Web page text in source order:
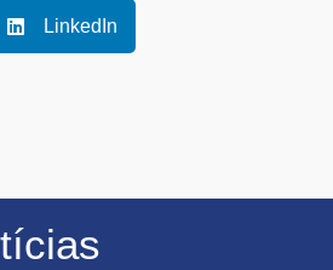
LinkedIn